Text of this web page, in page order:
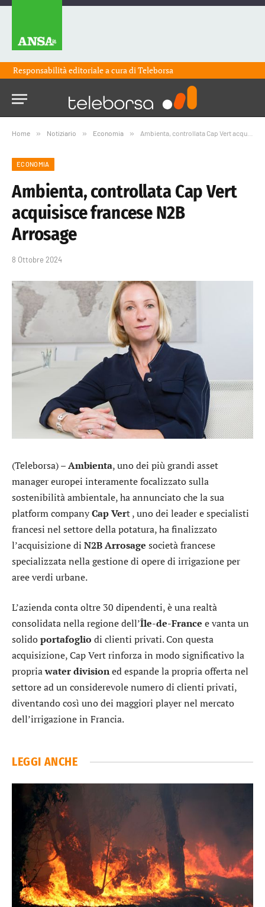
Responsabilità editoriale a cura diTeleborsa
Home » Notiziario » Economia » Ambienta, controllata Cap Vert acquisisce francese N2B Arrosage
ECONOMIA
Ambienta, controllata Cap Vert
acquisisce francese N2B
Arrosage
8 Ottobre 2024
(Teleborsa) –Ambienta, uno dei più grandi asset
manager europei interamente focalizzato sulla
sostenibilità ambientale, ha annunciato che la sua
platform companyCap Vert , uno dei leader e specialisti
francesi nel settore della potatura, ha finalizzato
l’acquisizione di N2B Arrosage società francese
specializzata nella gestione di opere di irrigazione per
aree verdi urbane.
L’azienda conta oltre 30 dipendenti, è una realtà
consolidata nella regione dell’Île-de-France e vanta un
solidoportafoglio di clienti privati. Con questa
acquisizione, Cap Vert rinforza in modo significativo la
propriawater divisioned espande la propria offerta nel
settore ad un considerevole numero di clienti privati,
diventando così uno dei maggiori player nel mercato
dell’irrigazione in Francia.
LEGGI ANCHE